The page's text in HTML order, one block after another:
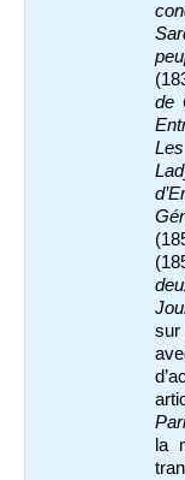
de
sur
la